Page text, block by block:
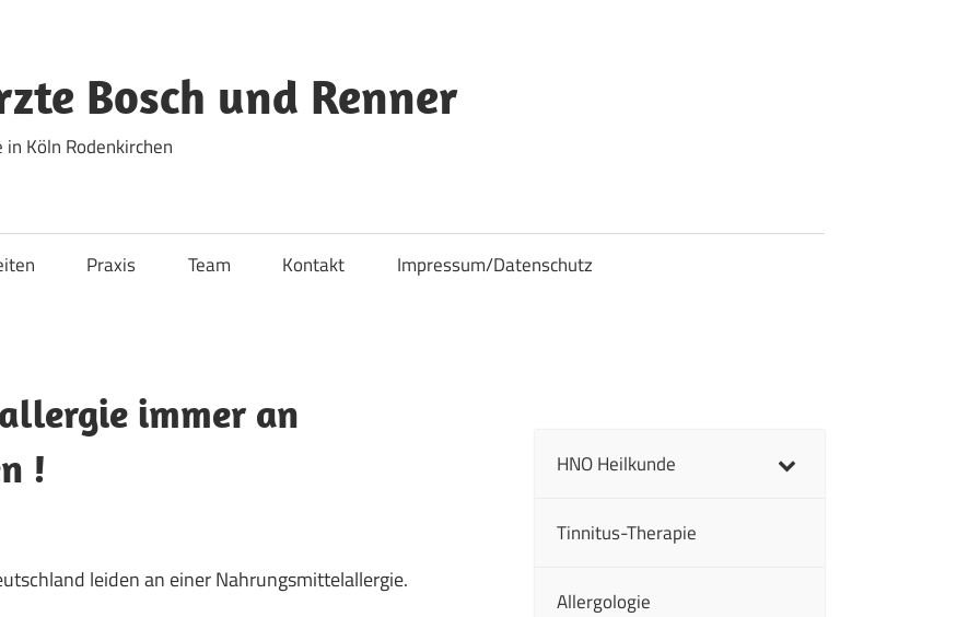
Bosch und Renner
Köln Rodenkirchen
Praxis Team Kontakt Impressum/Datenschutz
immer an
!
leiden an einer Nahrungsmittelallergie.
HNO Heilkunde
Tinnitus-Therapie
Allergologie